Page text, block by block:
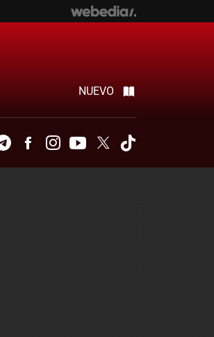
NUEVO
TelegramFacebookInstagramYoutubeTwitter